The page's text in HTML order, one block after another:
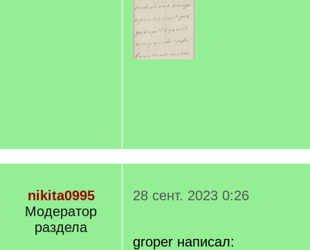
nikita0995
Модератор
раздела
28 сент. 2023 0:26
groper написал: